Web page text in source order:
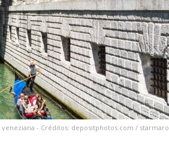
- Créditos: depositphotos.com / starmaro